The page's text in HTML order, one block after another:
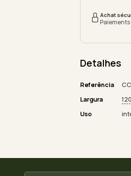
Achat
Detalhes
Referência
Largura
Uso